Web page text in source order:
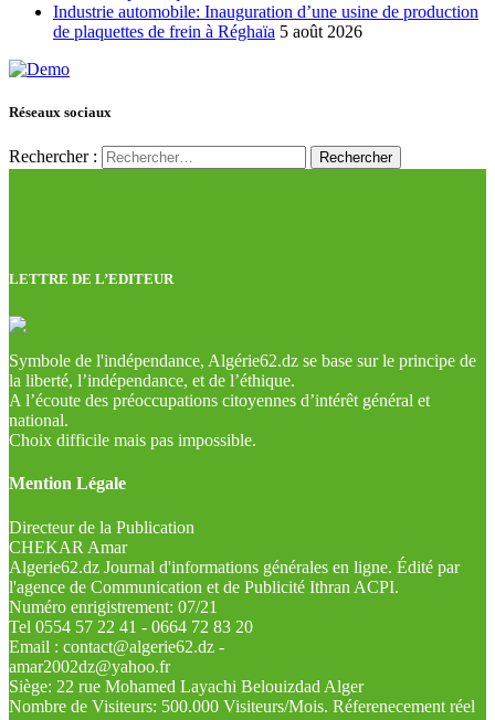
Industrie automobile: Inauguration d’une usine de production
de plaquettes de frein à Réghaïa 5 août 2026
Réseaux sociaux
Rechercher :
LETTRE DE L’EDITEUR
Symbole de l'indépendance, Algérie62.dz se base sur le principe de
la liberté, l’indépendance, et de l’éthique.
A l’écoute des préoccupations citoyennes d’intérêt général et
national.
Choix difficile mais pas impossible.
Mention Légale
Directeur de la Publication
CHEKAR Amar
Algerie62.dz Journal d'informations générales en ligne. Édité par
l'agence de Communication et de Publicité Ithran ACPI.
Numéro enrigistrement: 07/21
Tel 0554 57 22 41 - 0664 72 83 20
Email : contact@algerie62.dz -
amar2002dz@yahoo.fr
Siège: 22 rue Mohamed Layachi Belouizdad Alger
Nombre de Visiteurs: 500.000 Visiteurs/Mois. Réferenecement réel